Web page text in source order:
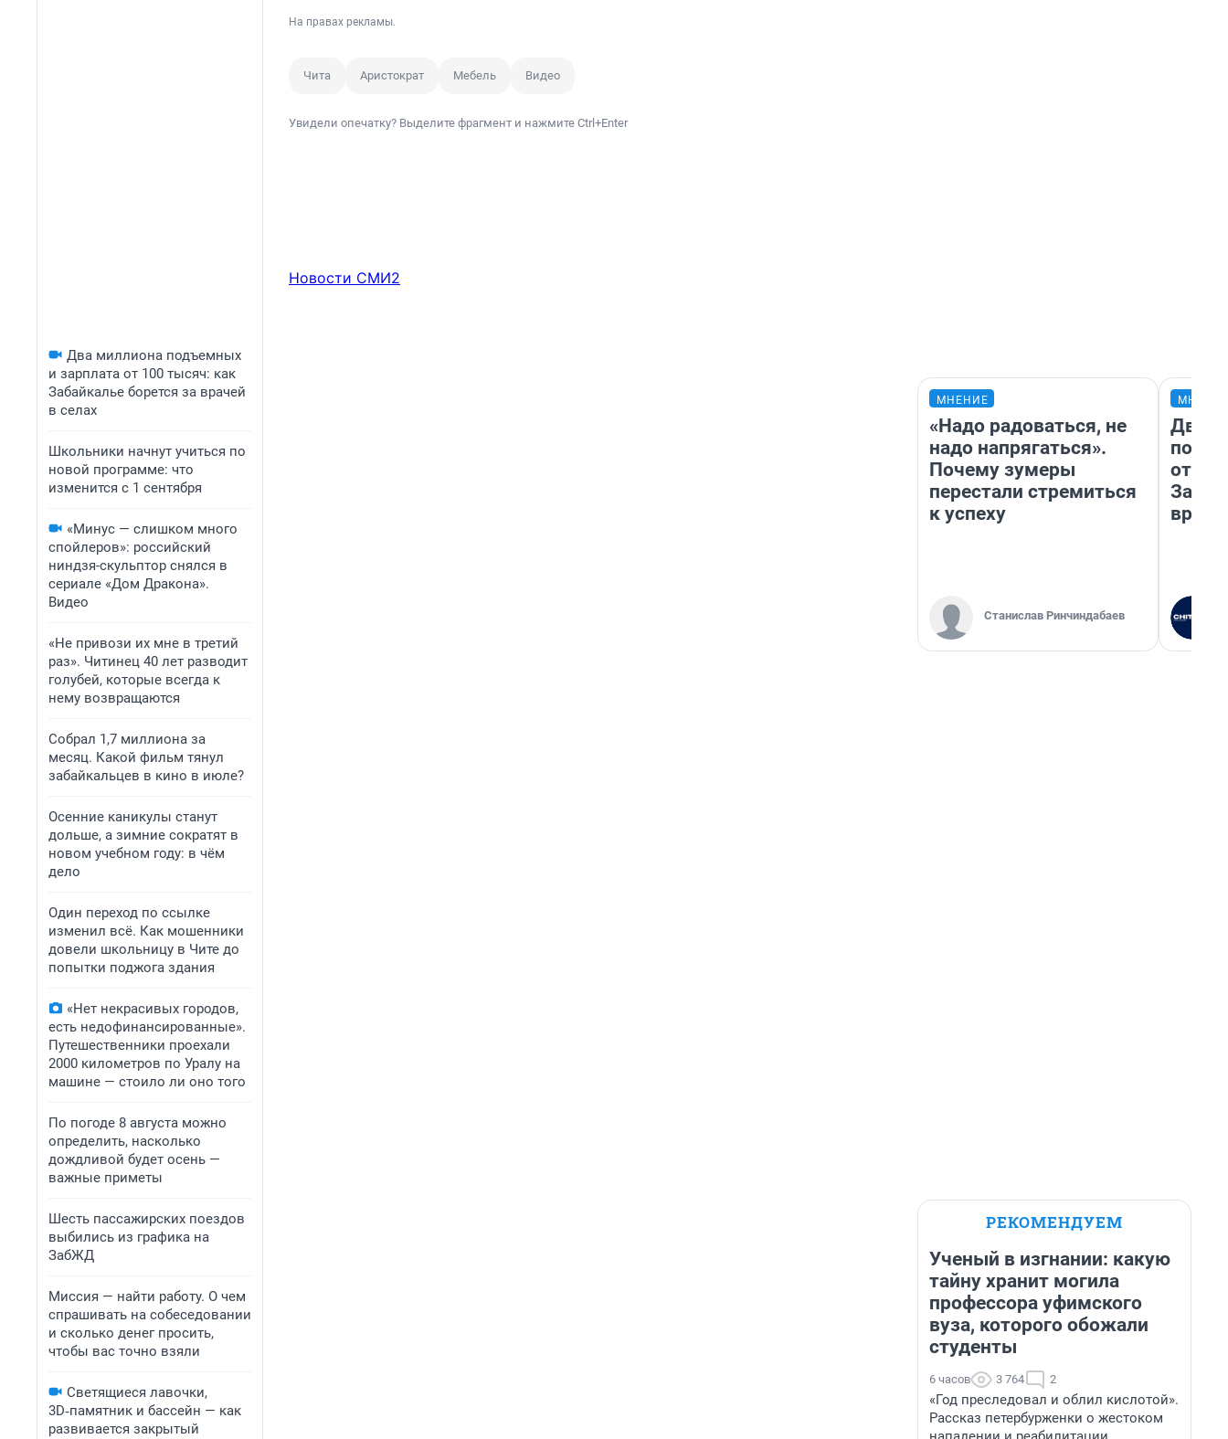
Два миллиона подъемных
и зарплата от 100 тысяч: как
Забайкалье борется за врачей
в селах
Школьники начнут учиться по
новой программе: что
изменится с 1 сентября
«Минус — слишком много
спойлеров»: российский
ниндзя-скульптор снялся в
сериале «Дом Дракона».
Видео
«Не привози их мне в третий
раз». Читинец 40 лет разводит
голубей, которые всегда к
нему возвращаются
Собрал 1,7 миллиона за
месяц. Какой фильм тянул
забайкальцев в кино в июле?
Осенние каникулы станут
дольше, а зимние сократят в
новом учебном году: в чём
дело
Один переход по ссылке
изменил всё. Как мошенники
довели школьницу в Чите до
попытки поджога здания
«Нет некрасивых городов,
есть недофинансированные».
Путешественники проехали
2000 километров по Уралу на
машине — стоило ли оно того
По погоде 8 августа можно
определить, насколько
дождливой будет осень —
важные приметы
Шесть пассажирских поездов
выбились из графика на
ЗабЖД
Миссия — найти работу. О чем
спрашивать на собеседовании
и сколько денег просить,
чтобы вас точно взяли
Светящиеся лавочки,
3D‑памятник и бассейн — как
развивается закрытый
На правах рекламы.
Чита Аристократ Мебель Видео
Увидели опечатку? Выделите фрагмент и нажмите Ctrl+Enter
Новости СМИ2
МНЕНИЕ
«Надо радоваться, не
надо напрягаться».
Почему зумеры
перестали стремиться
к успеху
Станислав Ринчиндабаев
Два
от
РЕКОМЕНДУЕМ
Ученый в изгнании: какую
тайну хранит могила
профессора уфимского
вуза, которого обожали
студенты
6 часов 3 764 2
«Год преследовал и облил кислотой».
Рассказ петербурженки о жестоком